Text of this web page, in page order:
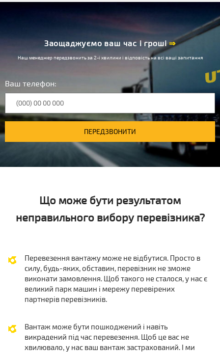
Заощаджуємо ваш час і гроші⇒
Наш менеджер передзвонить за 2-і хвилини і відповість на всі ваші запитання
Ваш телефон:
ПЕРЕДЗВОНИТИ
Що може бути результатом
неправильного вибору перевізника?
Перевезення вантажу може не відбутися. Просто в
силу, будь-яких, обставин, перевізник не зможе
виконати замовлення. Щоб такого не сталося, у нас є
великий парк машин і мережу перевірених
партнерів перевізників.
Вантаж може бути пошкоджений і навіть
викрадений під час перевезення. Щоб це вас не
хвилювало, у нас ваш вантаж застрахований. І ми